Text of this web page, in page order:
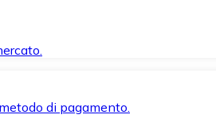
di pagamento.